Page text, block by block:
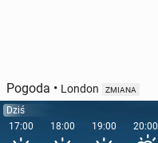
Pogoda • London ZMIANA
Dziś
17:00
18:00 19:00 20:00